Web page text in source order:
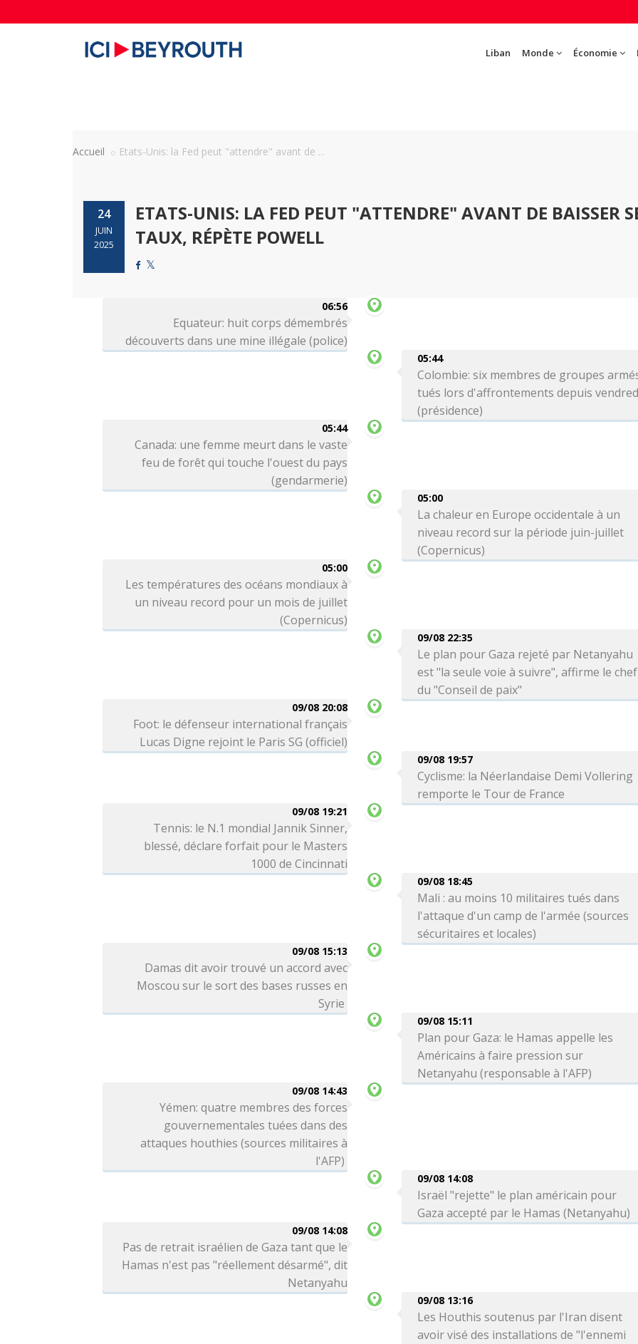
Liban Monde Économie
Accueil Etats-Unis: la Fed peut "attendre" avant de ...
24
JUIN
2025
ETATS-UNIS: LA FED PEUT "ATTENDRE" AVANT DE BAISSER
TAUX, RÉPÈTE POWELL
06:56
Equateur: huit corps démembrés
découverts dans une mine illégale (police)
05:44
Colombie: six membres de groupes
tués lors d'affrontements depuis
(présidence)
05:44
Canada: une femme meurt dans le vaste
feu de forêt qui touche l'ouest du pays
(gendarmerie)
05:00
La chaleur en Europe occidentale à un
niveau record sur la période juin-juillet
(Copernicus)
05:00
Les températures des océans mondiaux à
un niveau record pour un mois de juillet
(Copernicus)
09/08 22:35
Le plan pour Gaza rejeté par Netanyahu
est "la seule voie à suivre", affirme le chef
du "Conseil de paix"
09/08 20:08
Foot: le défenseur international français
Lucas Digne rejoint le Paris SG (officiel)
09/08 19:57
Cyclisme: la Néerlandaise Demi Vollering
remporte le Tour de France
09/08 19:21
Tennis: le N.1 mondial Jannik Sinner,
blessé, déclare forfait pour le Masters
1000 de Cincinnati
09/08 18:45
Mali : au moins 10 militaires tués dans
l'attaque d'un camp de l'armée (sources
sécuritaires et locales)
09/08 15:13
Damas dit avoir trouvé un accord avec
Moscou sur le sort des bases russes en
Syrie
09/08 15:11
Plan pour Gaza: le Hamas appelle les
Américains à faire pression sur
Netanyahu (responsable à l'AFP)
09/08 14:43
Yémen: quatre membres des forces
gouvernementales tuées dans des
attaques houthies (sources militaires à
l'AFP)
09/08 14:08
Israël "rejette" le plan américain pour
Gaza accepté par le Hamas (Netanyahu)
09/08 14:08
Pas de retrait israélien de Gaza tant que le
Hamas n'est pas "réellement désarmé", dit
Netanyahu
09/08 13:16
Les Houthis soutenus par l'Iran disent
avoir visé des installations de "l'ennemi